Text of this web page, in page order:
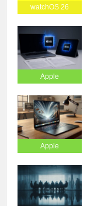
watchOS 26
Apple
Apple